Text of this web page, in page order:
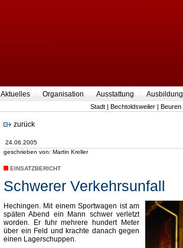
Aktuelles Organisation Ausstattung Ausbildung
Stadt | Bechtoldsweiler | Beuren
zurück
24.06.2005
geschrieben von: Martin Kreller
EINSATZBERICHT
Schwerer Verkehrsunfall
Hechingen. Mit einem Sportwagen ist am
späten Abend ein Mann schwer verletzt
worden. Er fuhr mehrere hundert Meter
über ein Feld und krachte danach gegen
einen Lagerschuppen.